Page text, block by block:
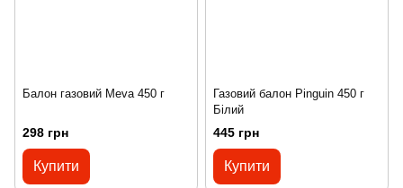
Балон газовий Meva 450 г
298 грн
Купити
Газовий балон Pinguin 450 г
Білий
445 грн
Купити